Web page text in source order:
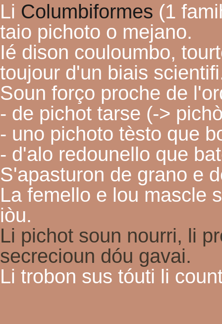
Li Columbiformes (1
taio pichoto o mejano.
Ié dison couloumbo,
toujour d'un biais
Soun forço proche de
- de pichot tarse (->
- uno pichoto tèsto que
- d'alo redounello que
S'apasturon de grano e
La femello e lou mascle
iòu.
Li pichot soun nourri, li
secrecioun dóu gavai.
Li trobon sus tóuti li